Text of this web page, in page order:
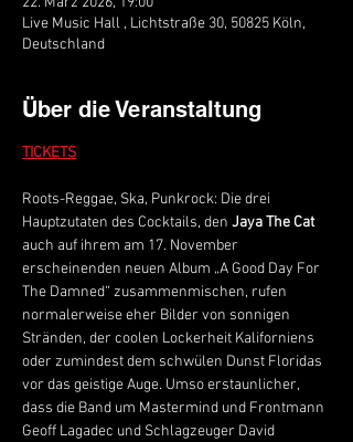
Live Music Hall , Lichtstraße 30, 50825 Köln,
Deutschland
Über die Veranstaltung
TICKETS
Roots-Reggae, Ska, Punkrock: Die drei
Hauptzutaten des Cocktails, den Jaya The Cat
auch auf ihrem am 17. November
erscheinenden neuen Album „A Good Day For
The Damned“ zusammenmischen, rufen
normalerweise eher Bilder von sonnigen
Stränden, der coolen Lockerheit Kaliforniens
oder zumindest dem schwülen Dunst Floridas
vor das geistige Auge. Umso erstaunlicher,
dass die Band um Mastermind und Frontmann
Geoff Lagadec und Schlagzeuger David